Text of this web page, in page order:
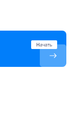
Начать